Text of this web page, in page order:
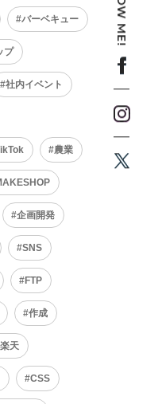
バーベキュー
プ
社内イベント
農業
企画開発
SNS
FTP
作成
楽天
CSS